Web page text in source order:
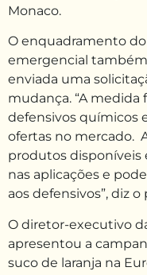
Monaco.
O enquadramento
emergencial
enviada uma
mudança. “A medida
defensivos químicos
ofertas no mercado.
produtos disponíveis
nas aplicações e
aos defensivos”, diz
O diretor-executivo
apresentou a
suco de laranja na